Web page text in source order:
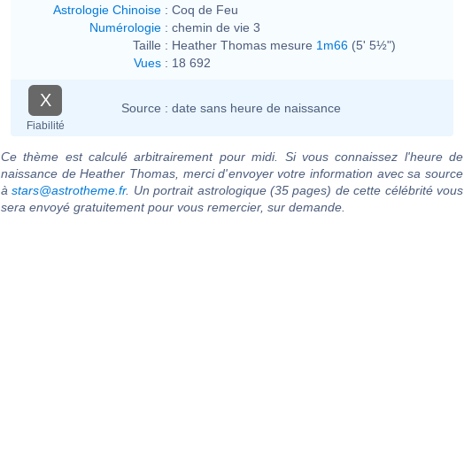
Astrologie Chinoise : Coq de Feu
Numérologie : chemin de vie 3
Taille : Heather Thomas mesure 1m66 (5' 5½")
Vues : 18 692
X
Fiabilité
Source : date sans heure de naissance
Ce thème est calculé arbitrairement pour midi. Si vous connaissez l'heure de
naissance de Heather Thomas, merci d'envoyer votre information avec sa source
àstars@astrotheme.fr. Un portrait astrologique (35 pages) de cette célébrité vous
sera envoyé gratuitement pour vous remercier, sur demande.